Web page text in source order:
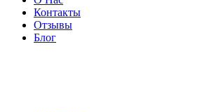
Контакты
Отзывы
Блог